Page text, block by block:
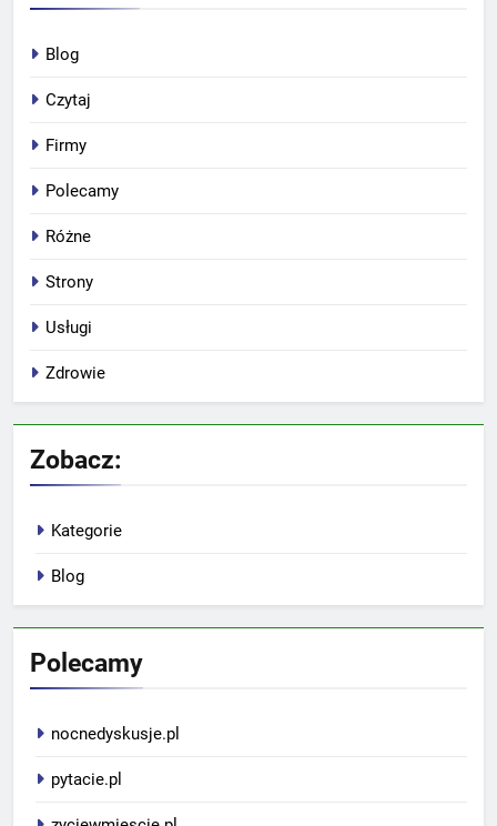
Blog
Czytaj
Firmy
Polecamy
Różne
Strony
Usługi
Zdrowie
Zobacz:
Kategorie
Blog
Polecamy
nocnedyskusje.pl
pytacie.pl